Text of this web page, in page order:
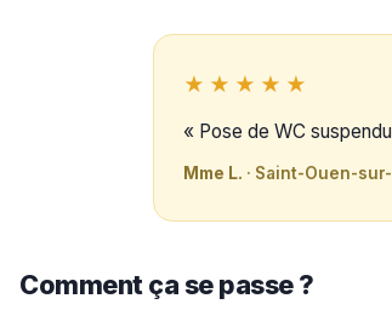
★★★★★
« Pose de WC
Mme L. · Saint-Ouen-
Comment ça se passe ?